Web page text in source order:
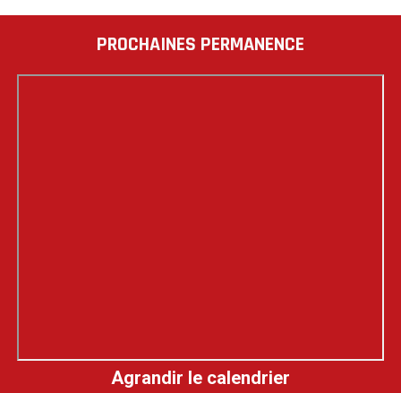
DES
PUBLICATIONS
PROCHAINES PERMANENCE
Agrandir le calendrier